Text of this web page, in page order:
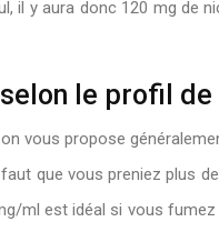
il y aura donc 120 mg de
le profil
vous propose
que vous preniez plus
ml est idéal si vous